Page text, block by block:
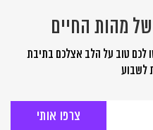
מהות החיים
לכם טוב על הלב אצלכם בתיבת
לשבוע